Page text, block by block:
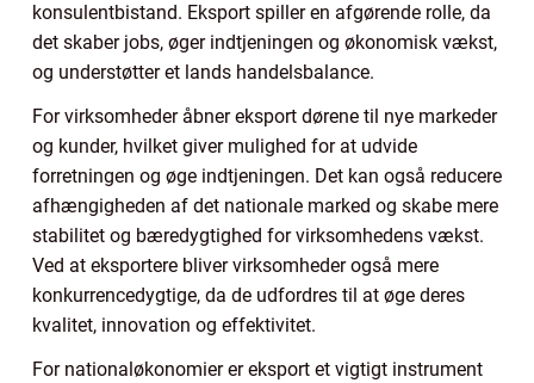
konsulentbistand. Eksport spiller en afgørende rolle, da
det skaber jobs, øger indtjeningen og økonomisk vækst,
og understøtter et lands handelsbalance.
For virksomheder åbner eksport dørene til nye markeder
og kunder, hvilket giver mulighed for at udvide
forretningen og øge indtjeningen. Det kan også reducere
afhængigheden af det nationale marked og skabe mere
stabilitet og bæredygtighed for virksomhedens vækst.
Ved at eksportere bliver virksomheder også mere
konkurrencedygtige, da de udfordres til at øge deres
kvalitet, innovation og effektivitet.
For nationaløkonomier er eksport et vigtigt instrument